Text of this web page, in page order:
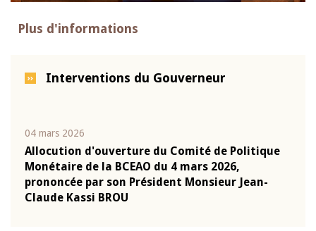
Plus d'informations
Interventions du Gouverneur
04 mars 2026
Allocution d'ouverture du Comité de Politique
Monétaire de la BCEAO du 4 mars 2026,
prononcée par son Président Monsieur Jean-
Claude Kassi BROU